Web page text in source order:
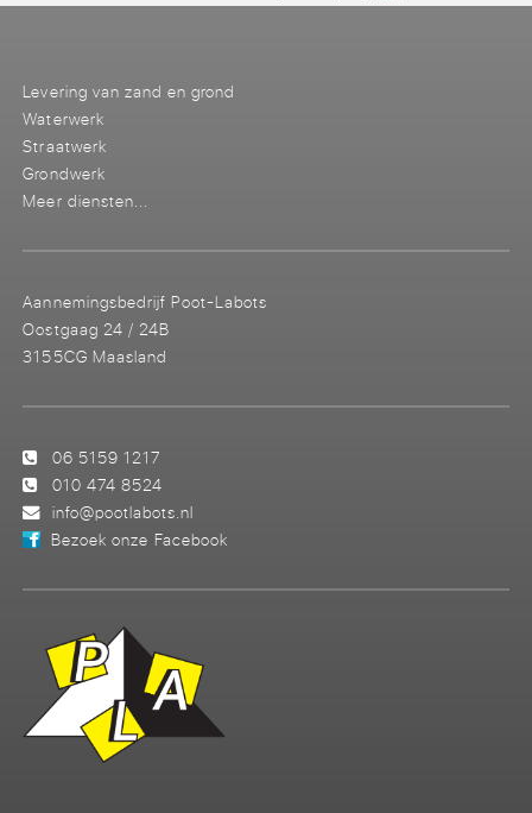
Levering van zand en grond
Waterwerk
Straatwerk
Grondwerk
Meer diensten...
Aannemingsbedrijf Poot-Labots
Oostgaag 24 / 24B
3155CG Maasland
06 5159 1217
010 474 8524
info@pootlabots.nl
Bezoek onze Facebook